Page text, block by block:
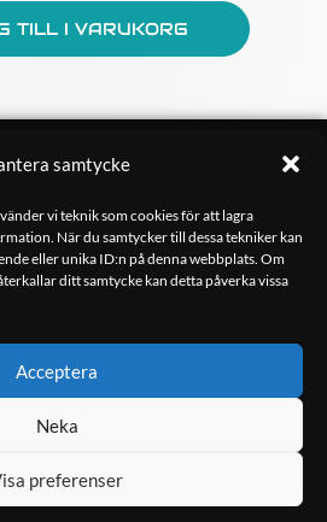
samtycke
vi teknik som cookies för att lagra
När du samtycker till dessa tekniker kan
eller unika ID:n på denna webbplats. Om
ditt samtycke kan detta påverka vissa
Acceptera
Neka
preferenser
TILL I VARUKORG
Bildepå – Ljudlabbet i
AB – Hemsida skapad avKimsoft Media AB